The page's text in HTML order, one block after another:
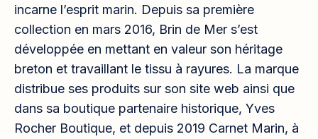
incarne l’esprit marin. Depuis sa première
collection en mars 2016, Brin de Mer s’est
développée en mettant en valeur son héritage
breton et travaillant le tissu à rayures. La marque
distribue ses produits sur son site web ainsi que
dans sa boutique partenaire historique, Yves
Rocher Boutique, et depuis 2019 Carnet Marin, à